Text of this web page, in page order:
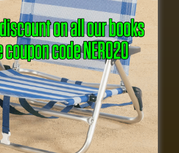
front of Wonder Cabinet. Photo
Sofia Lambrou.
Reading